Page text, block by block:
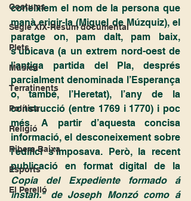
Costums
Segle XIX-Resum documental
Plets
Música
Terratinents
Política
Religió
Ribera Baixa
Esports
El Perelló
coneixíem el nom de la persona que
manà erigir-la (Miguel de Múzquiz), el
paratge on, pam dalt, pam baix,
s’ubicava (a un extrem nord-oest de
l’antiga partida del Pla, després
parcialment denominada l’Esperança
o, també, l’Heretat), l’any de la
construcció (entre 1769 i 1770) i poc
més. A partir d’aquesta concisa
informació, el desconeixement sobre
l’edifici s’imposava. Però, la recent
Copia del Expediente formado á
instan.ª de Joseph Monzó como á